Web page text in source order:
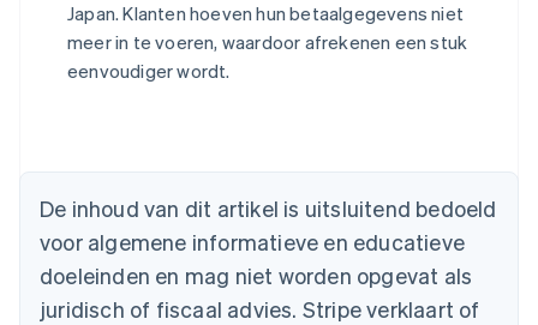
Japan. Klanten hoeven hun betaalgegevens niet
meer in te voeren, waardoor afrekenen een stuk
eenvoudiger wordt.
De inhoud van dit artikel is uitsluitend bedoeld
voor algemene informatieve en educatieve
doeleinden en mag niet worden opgevat als
juridisch of fiscaal advies. Stripe verklaart of
Português English
Bulgarije
English
Canada
EnglishFrançais